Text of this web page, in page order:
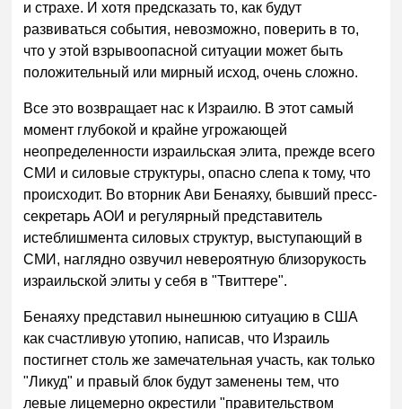
и страхе. И хотя предсказать то, как будут
развиваться события, невозможно, поверить в то,
что у этой взрывоопасной ситуации может быть
положительный или мирный исход, очень сложно.
Все это возвращает нас к Израилю. В этот самый
момент глубокой и крайне угрожающей
неопределенности израильская элита, прежде всего
СМИ и силовые структуры, опасно слепа к тому, что
происходит. Во вторник Ави Бенаяху, бывший пресс-
секретарь АОИ и регулярный представитель
истеблишмента силовых структур, выступающий в
СМИ, наглядно озвучил невероятную близорукость
израильской элиты у себя в "Твиттере".
Бенаяху представил нынешнюю ситуацию в США
как счастливую утопию, написав, что Израиль
постигнет столь же замечательная участь, как только
"Ликуд" и правый блок будут заменены тем, что
левые лицемерно окрестили "правительством